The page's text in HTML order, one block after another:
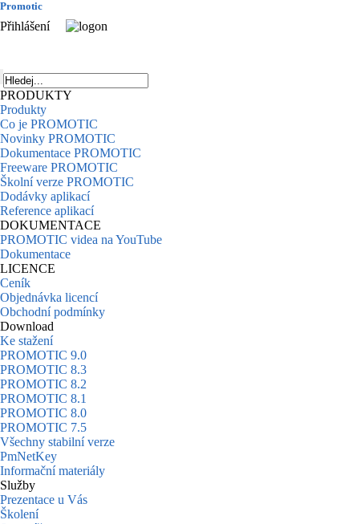
Promotic
Přihlášení
PRODUKTY
Produkty
Co je PROMOTIC
Novinky PROMOTIC
Dokumentace PROMOTIC
Freeware PROMOTIC
Školní verze PROMOTIC
Dodávky aplikací
Reference aplikací
DOKUMENTACE
PROMOTIC videa na YouTube
Dokumentace
LICENCE
Ceník
Objednávka licencí
Obchodní podmínky
Download
Ke stažení
PROMOTIC 9.0
PROMOTIC 8.3
PROMOTIC 8.2
PROMOTIC 8.1
PROMOTIC 8.0
PROMOTIC 7.5
Všechny stabilní verze
PmNetKey
Informační materiály
Služby
Prezentace u Vás
Školení